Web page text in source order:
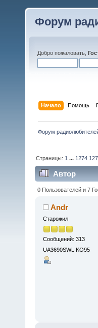
Форум
Добро пожаловать,
Начало Помощь
Форум
Страницы: 1 ... 1274
Автор
0 Пользователей и 7
Andr
Старожил
Сообщений: 313
UA3690SWL KO95